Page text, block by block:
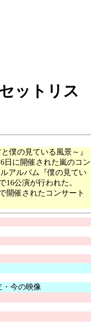
ットリス
僕の見ている風景～』
日に開催された嵐のコン
アルバム『僕の見てい
16公演が行われた。
開催されたコンサート
・今の映像